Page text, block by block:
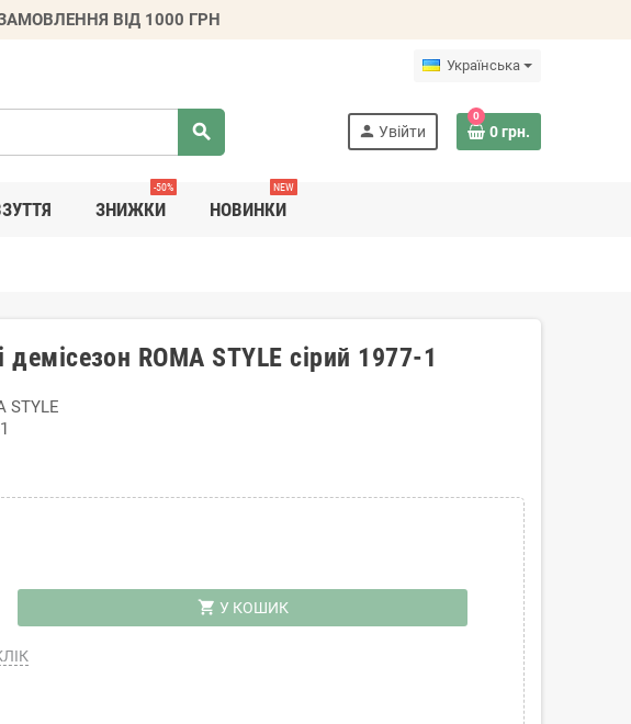
ВІД 1000 ГРН
Українська
search person Увійти
0
0 грн.
ЗНИЖКИ
-50%
НОВИНКИ
NEW
демісезон ROMA STYLE сірий 1977-1
STYLE
shopping_cart У КОШИК